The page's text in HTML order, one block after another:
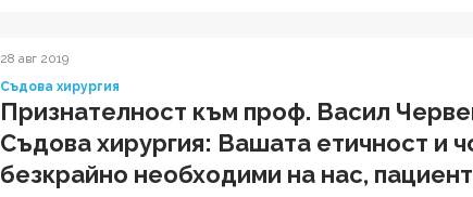
28 авг 2019
Съдова хирургия
Признателност към проф. Васил
Съдова хирургия: Вашата етичност и
безкрайно необходими на нас,